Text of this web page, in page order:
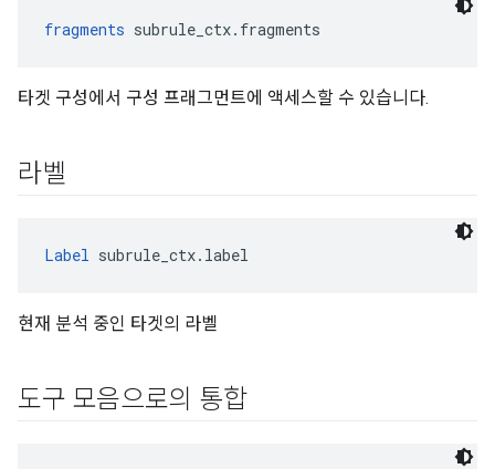
fragments subrule_ctx.fragments
타겟 구성에서 구성 프래그먼트에 액세스할 수 있습니다.
라벨
Label subrule_ctx.label
현재 분석 중인 타겟의 라벨
도구 모음으로의 통합